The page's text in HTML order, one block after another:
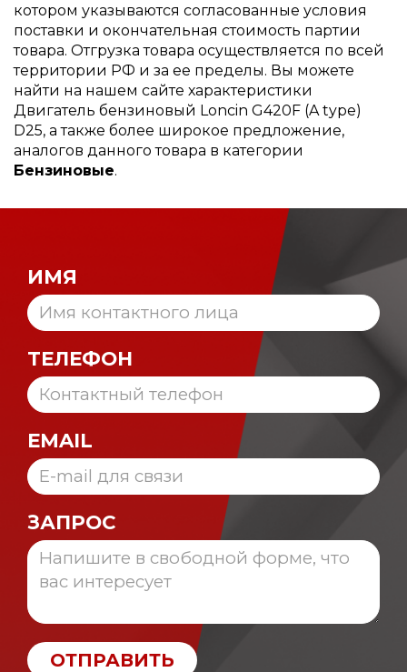
котором указываются согласованные условия
поставки и окончательная стоимость партии
товара. Отгрузка товара осуществляется по всей
территории РФ и за ее пределы. Вы можете
найти на нашем сайте характеристики
Двигатель бензиновый Loncin G420F (A type)
D25, а также более широкое предложение,
аналогов данного товара в категории
Бензиновые.
ИМЯ
ТЕЛЕФОН
EMAIL
ЗАПРОС
ОТПРАВИТЬ